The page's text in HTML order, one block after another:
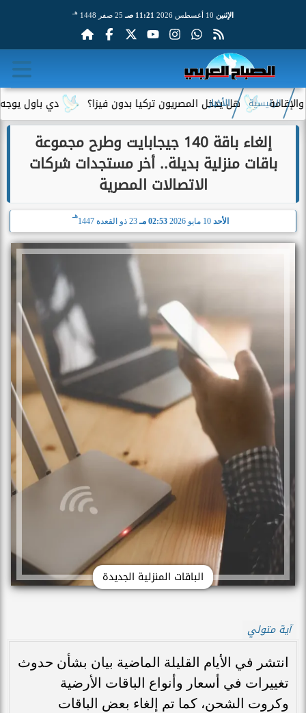
الإثنين 11:21 صـ 25 صفر 1448 هـ
دي باول يوجه هل يدخل المصريون تركيا بدون فيزا؟
الرئيسية الأخبار
إلغاء باقة 140 جيجابايت وطرح مجموعة
باقات منزلية بديلة.. أخر مستجدات شركات
الاتصالات المصرية
الأحد 10 مايو 2026 02:53 مـ 23 ذو القعدة 1447
هـ
الباقات المنزلية الجديدة
آية متولي
انتشر في الأيام القليلة الماضية بيان بشأن حدوث
تغييرات في أسعار وأنواع الباقات الأرضية
وكروت الشحن، كما تم إلغاء بعض الباقات